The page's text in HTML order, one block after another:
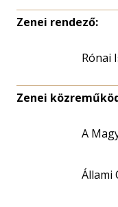
Zenei rendező:
Rónai
Zenei
A
Állami